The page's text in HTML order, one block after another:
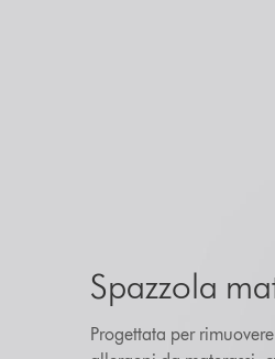
Spazzola
Progettata per